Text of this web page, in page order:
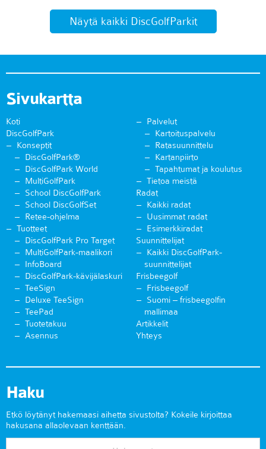
Näytä kaikki DiscGolfParkit
Sivukartta
Koti
DiscGolfPark
Konseptit
DiscGolfPark®
DiscGolfPark World
MultiGolfPark
School DiscGolfPark
School DiscGolfSet
Retee-ohjelma
Tuotteet
DiscGolfPark Pro Target
MultiGolfPark-maalikori
InfoBoard
DiscGolfPark-kävijälaskuri
TeeSign
Deluxe TeeSign
TeePad
Tuotetakuu
Asennus
Palvelut
Kartoituspalvelu
Ratasuunnittelu
Kartanpiirto
Tapahtumat ja koulutus
Tietoa meistä
Radat
Kaikki radat
Uusimmat radat
Esimerkkiradat
Suunnittelijat
Kaikki DiscGolfPark-
suunnittelijat
Frisbeegolf
Frisbeegolf
Suomi – frisbeegolfin
mallimaa
Artikkelit
Yhteys
Haku
Etkö löytänyt hakemaasi aihetta sivustolta? Kokeile kirjoittaa
hakusana allaolevaan kenttään.